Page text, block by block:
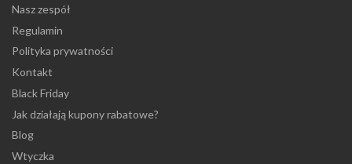
Nasz zespół
Regulamin
Polityka prywatności
Kontakt
Black Friday
Jak działają kupony rabatowe?
Blog
Wtyczka